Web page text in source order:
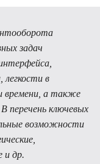
задач
легкости в
времени, а также
перечень ключевых
возможности
и др.